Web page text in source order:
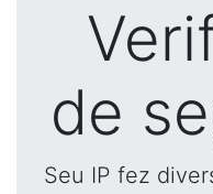
de
Seu IP fez